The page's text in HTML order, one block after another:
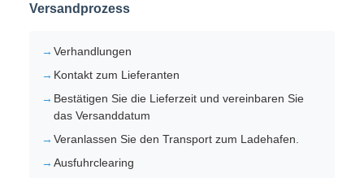
Versandprozess
Verhandlungen
Kontakt zum Lieferanten
Bestätigen Sie die Lieferzeit und vereinbaren Sie
das Versanddatum
Veranlassen Sie den Transport zum Ladehafen.
Ausfuhrclearing